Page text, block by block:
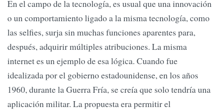
En el campo de la tecnología, es usual que una innovación
o un comportamiento ligado a la misma tecnología, como
las selfies, surja sin muchas funciones aparentes para,
después, adquirir múltiples atribuciones. La misma
internet es un ejemplo de esa lógica. Cuando fue
idealizada por el gobierno estadounidense, en los años
1960, durante la Guerra Fría, se creía que solo tendría una
aplicación militar. La propuesta era permitir el